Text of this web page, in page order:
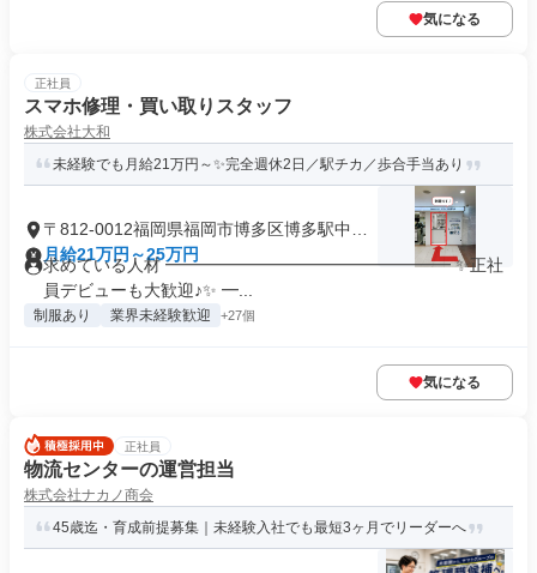
気になる
正社員
スマホ修理・買い取りスタッフ
株式会社大和
未経験でも月給21万円～✨完全週休2日／駅チカ／歩合手当あり
〒812-0012福岡県福岡市博多区博多駅中央
街
月給21万円～25万円
求めている人材 ━━━━━━━━━━━━━━━━━ ✨正社
員デビューも大歓迎♪✨ ━...
制服あり 業界未経験歓迎 +27個
気になる
正社員
物流センターの運営担当
株式会社ナカノ商会
45歳迄・育成前提募集｜未経験入社でも最短3ヶ月でリーダーへ